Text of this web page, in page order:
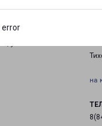
error
ул. Михаила
на